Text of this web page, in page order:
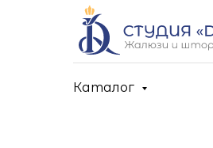
Каталог